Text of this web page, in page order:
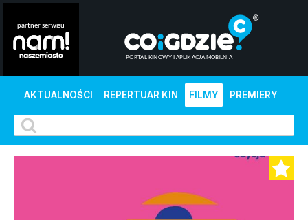
AKTUALNOŚCI REPERTUAR KIN FILMY PREMIERY